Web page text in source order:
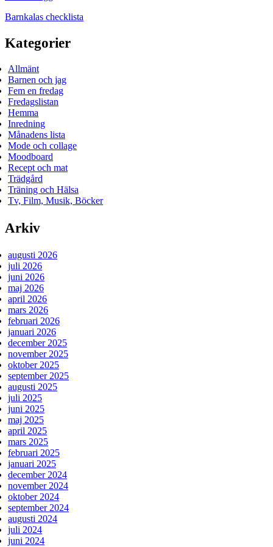
Barnkalas checklista
Kategorier
Allmänt
Barnen och jag
Fem en fredag
Fredagslistan
Hemma
Inredning
Månadens lista
Mode och collage
Moodboard
Recept och mat
Trädgård
Träning och Hälsa
Tv, Film, Musik, Böcker
Arkiv
augusti 2026
juli 2026
juni 2026
maj 2026
april 2026
mars 2026
februari 2026
januari 2026
december 2025
november 2025
oktober 2025
september 2025
augusti 2025
juli 2025
juni 2025
maj 2025
april 2025
mars 2025
februari 2025
januari 2025
december 2024
november 2024
oktober 2024
september 2024
augusti 2024
juli 2024
juni 2024